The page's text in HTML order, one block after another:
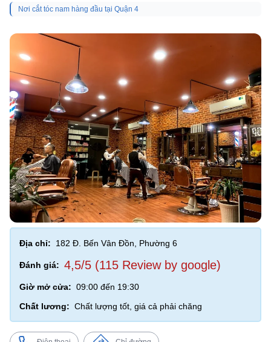
Nơi cắt tóc nam hàng đầu tại Quận 4
Địa chỉ: 182 Đ. Bến Vân Đồn, Phường 6
Đánh giá: 4,5/5 (115 Review by google)
Giờ mở cửa: 09:00 đến 19:30
Chất lương: Chất lượng tốt, giá cả phải chăng